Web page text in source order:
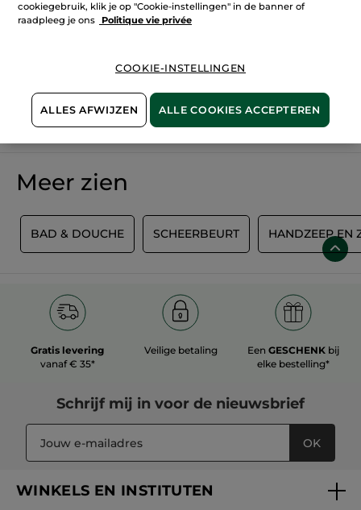
100%plantaardig
60 hectare
biologische velden
Meer zien
BAD & DOUCHE SCHEERBEURT HANDZEEP EN
Gratis levering
vanaf € 35*
Veilige betaling EenGESCHENK bij
elke bestelling*
Schrijf mij in voor de nieuwsbrief
OK
WINKELS EN INSTITUTEN
cookiegebruik, klik je op "Cookie-instellingen" in de banner of
raadpleeg je ons
Politique vie privée
COOKIE-INSTELLINGEN
ALLES AFWIJZEN ALLE COOKIES ACCEPTEREN